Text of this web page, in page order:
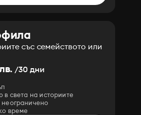
със семейството или
/30 дни
в света на историите
време